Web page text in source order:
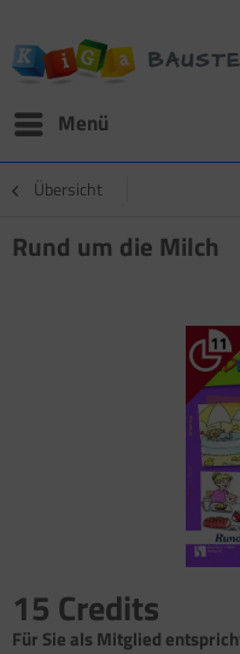
Menü
Übersicht
Rund um die Milch
15 Credits
Für Sie als Mitglied